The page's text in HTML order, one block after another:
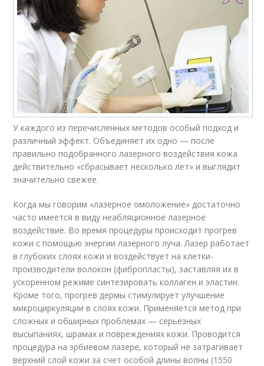
У каждого из перечисленных методов особый подход и
различный эффект. Объединяет их одно — после
правильно подобранного лазерного воздействия кожа
действительно «сбрасывает несколько лет» и выглядит
значительно свежее.
Когда мы говорим «лазерное омоложение» достаточно
часто имеется в виду неабляционное лазерное
воздействие. Во время процедуры происходит прогрев
кожи с помощью энергии лазерного луча. Лазер работает
в глубоких слоях кожи и воздействует на клетки-
производители волокон (фибропласты), заставляя их в
ускоренном режиме синтезировать коллаген и эластин.
Кроме того, прогрев дермы стимулирует улучшение
микроциркуляции в слоях кожи. Применяется метод при
сложных и обширных проблемах — серьезных
высыпаниях, шрамах и повреждениях кожи. Проводится
процедура на эрбиевом лазере, который не затрагивает
верхний слой кожи за счет особой длины волны (1550